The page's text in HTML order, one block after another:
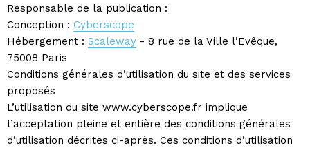
Responsable de la publication :
Conception : Cyberscope
Hébergement : Scaleway - 8 rue de la Ville l’Evêque,
75008 Paris
Conditions générales d’utilisation du site et des services
proposés
L’utilisation du site www.cyberscope.fr implique
l’acceptation pleine et entière des conditions générales
d’utilisation décrites ci-après. Ces conditions d’utilisation